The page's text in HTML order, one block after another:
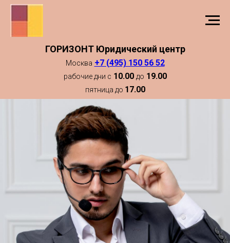
ГОРИЗОНТ Юридический центр
Москва +7 (495) 150 56 52
рабочие дни с 10.00 до 19.00
пятница до 17.00